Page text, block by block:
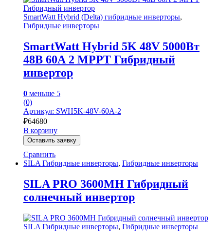
SmartWatt Hybrid (Delta) гибридные инверторы,
Гибридные инверторы
SmartWatt Hybrid 5K 48V 5000Вт
48В 60А 2 MPPT Гибридный
инвертор
0 меньше 5
(0)
Артикул: SWH5K-48V-60A-2
₽64680
В корзину
Оставить заявку
Сравнить
SILA Гибридные инверторы, Гибридные инверторы
SILA PRO 3600MH Гибридный
солнечный инвертор
SILA Гибридные инверторы, Гибридные инверторы